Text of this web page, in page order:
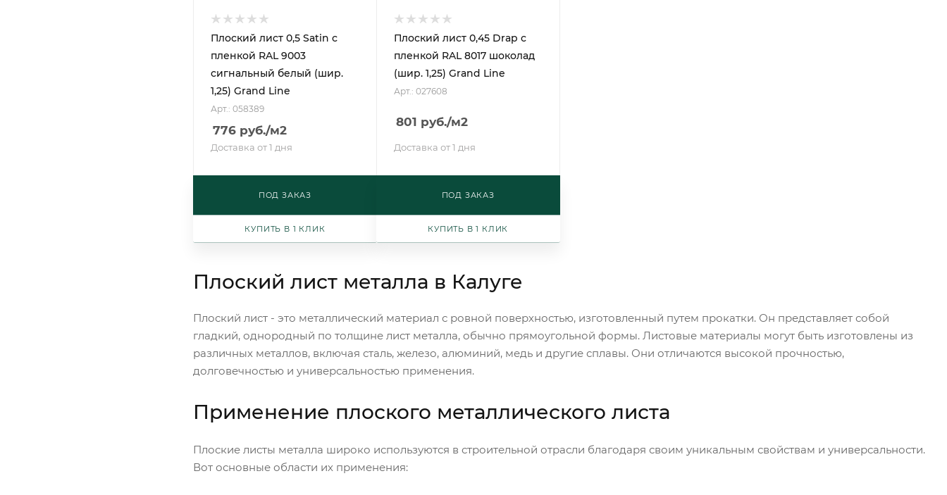
Плоский лист 0,5 Satin с
пленкой RAL 9003
сигнальный белый (шир.
1,25) Grand Line
Арт.: 058389
776 руб./м2
Доставка от 1 дня
ПОД ЗАКАЗ
КУПИТЬ В 1 КЛИК
Плоский лист 0,45 Drap с
пленкой RAL 8017 шоколад
(шир. 1,25) Grand Line
Арт.: 027608
801 руб./м2
Доставка от 1 дня
ПОД ЗАКАЗ
КУПИТЬ В 1 КЛИК
Плоский лист металла в Калуге
Плоский лист - это металлический материал с ровной поверхностью, изготовленный путем прокатки. Он представляет собой
гладкий, однородный по толщине лист металла, обычно прямоугольной формы. Листовые материалы могут быть изготовлены из
различных металлов, включая сталь, железо, алюминий, медь и другие сплавы. Они отличаются высокой прочностью,
долговечностью и универсальностью применения.
Применение плоского металлического листа
Плоские листы металла широко используются в строительной отрасли благодаря своим уникальным свойствам и универсальности.
Вот основные области их применения: